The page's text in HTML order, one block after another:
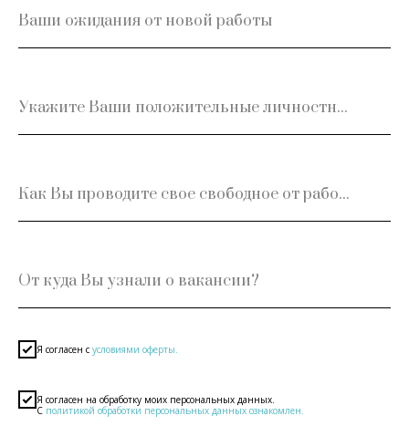
Ваши ожидания от новой работы
Укажите Ваши положительные личностные качества? Только без скромности
Как Вы проводите свое свободное от работы время, Ваше хобби?
От куда Вы узнали о вакансии?
Я согласен с условиями оферты.
Я согласен на обработку моих персональных данных.
С политикой обработки персональных данных ознакомлен.